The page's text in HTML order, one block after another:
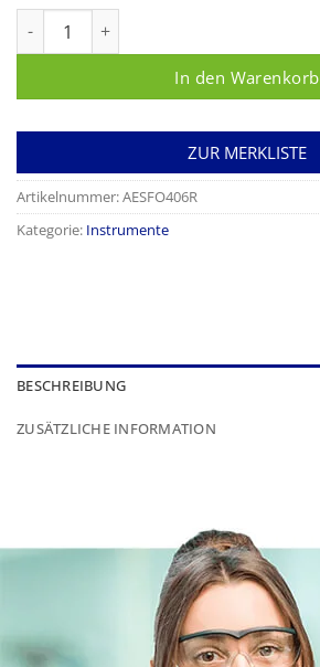
In den Warenkorb
ZUR MERKLISTE
Artikelnummer:AESFO406R
Kategorie: Instrumente
BESCHREIBUNG
ZUSÄTZLICHE INFORMATION